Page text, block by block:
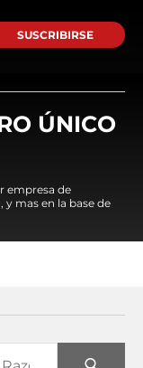
SUSCRIBIRSE
ÚNICO
empresa de
mas en la base de